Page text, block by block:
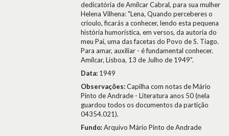
dedicatória de Amílcar Cabral, para sua mulher
Helena Vilhena: "Lena, Quando perceberes o
crioulo, ficarás a conhecer, lendo esta pequena
história humorística, em versos, da autoria do
meu Pai, uma das facetas do Povo de S. Tiago.
Para amar, auxiliar - é fundamental conhecer.
Amílcar, Lisboa, 13 de Julho de 1949".
Data: 1949
Observações:Capilha com notas de Mário
Pinto de Andrade - Literatura anos 50 (nela
guardou todos os documentos da partição
04354.021).
Fundo:Arquivo Mário Pinto de Andrade